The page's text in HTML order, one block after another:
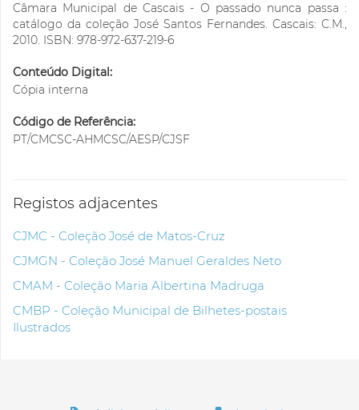
Câmara Municipal de Cascais - O passado nunca passa :
catálogo da coleção José Santos Fernandes. Cascais: C.M.,
2010. ISBN: 978-972-637-219-6
Conteúdo Digital:
Cópia interna
Código de Referência:
PT/CMCSC-AHMCSC/AESP/CJSF
Registos adjacentes
CJMC - Coleção José de Matos-Cruz
CJMGN - Coleção José Manuel Geraldes Neto
CMAM - Coleção Maria Albertina Madruga
CMBP - Coleção Municipal de Bilhetes-postais
Ilustrados